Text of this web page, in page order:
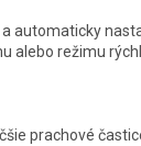
automaticky
alebo režimu
prachové